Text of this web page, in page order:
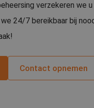
verzekeren we
24/7 bereikbaar bij
Contact opnemen